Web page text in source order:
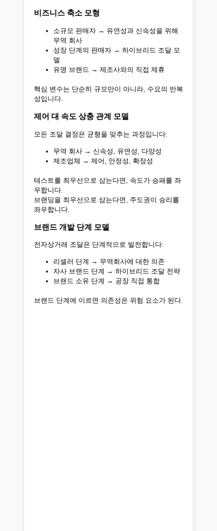
비즈니스 축소 모형
소규모 판매자 → 유연성과 신속성을 위해
무역 회사
성장 단계의 판매자 → 하이브리드 조달 모
델
유명 브랜드 → 제조사와의 직접 제휴
핵심 변수는 단순히 규모만이 아니라, 수요의 반복
성입니다.
제어 대 속도 상충 관계 모델
모든 조달 결정은 균형을 맞추는 과정입니다:
무역 회사 → 신속성, 유연성, 다양성
제조업체 → 제어, 안정성, 확장성
테스트를 최우선으로 삼는다면, 속도가 승패를 좌
우합니다.
브랜딩을 최우선으로 삼는다면, 주도권이 승리를
좌우합니다.
브랜드 개발 단계 모델
전자상거래 조달은 단계적으로 발전합니다:
리셀러 단계 → 무역회사에 대한 의존
자사 브랜드 단계 → 하이브리드 조달 전략
브랜드 소유 단계 → 공장 직접 통합
브랜드 단계에 이르면 의존성은 위험 요소가 된다.